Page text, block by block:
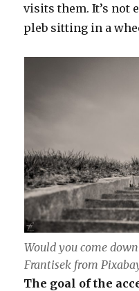
visits them. It’s not
pleb sitting in a
Would you come
Frantisek from
The goal of the